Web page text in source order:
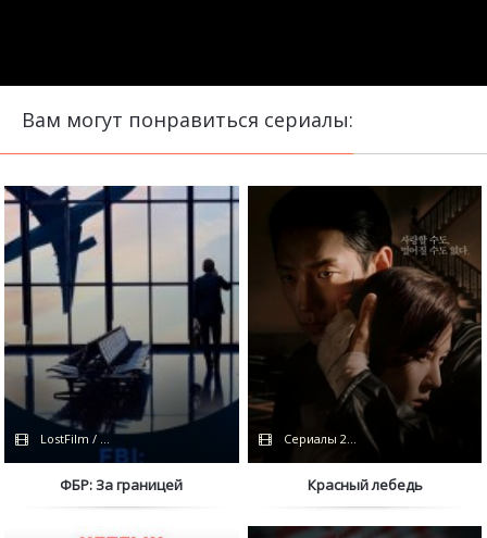
Вам могут понравиться сериалы:
LostFilm / Сериалы 2021
ФБР: За границей
Сериалы 2024 / TVShows /
Красный лебедь